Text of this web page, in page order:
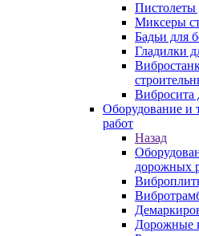
Пистолеты
Миксеры
Бадьи для
Гладилки
Вибросита
Оборудование и
работ
Назад
дорожных
Дорожные